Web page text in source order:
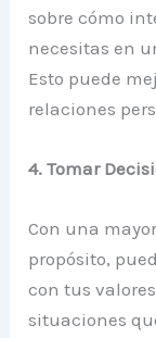
sobre cómo
necesitas en
Esto puede
relaciones
4. Tomar
Con una
propósito,
con tus
situaciones